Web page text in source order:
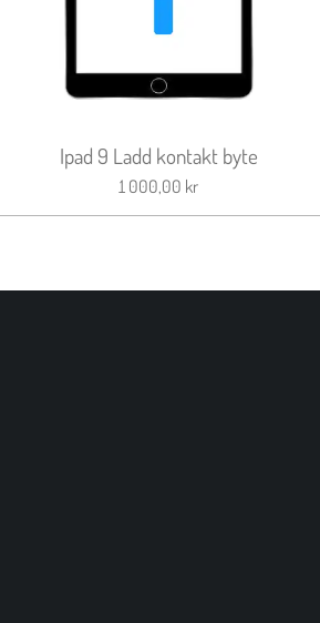
Ipad 9 Ladd kontakt byte
1 000,00 kr